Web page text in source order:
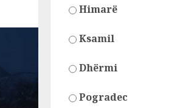
Himarë
Ksamil
Dhërmi
Pogradec